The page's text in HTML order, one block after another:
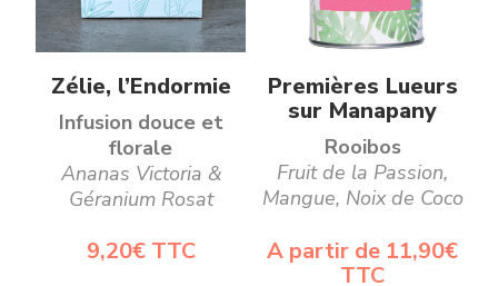
Ajouter au panier
Zélie, l’Endormie
Infusion douce et
florale
Ananas Victoria &
Géranium Rosat
9,20€ TTC
Choix des options
produit
plusieurs
variations.
Les
Premières Lueurs
sur Manapany
Rooibos
Fruit de la Passion,
Mangue, Noix de Coco
A partir de 11,90€
TTC